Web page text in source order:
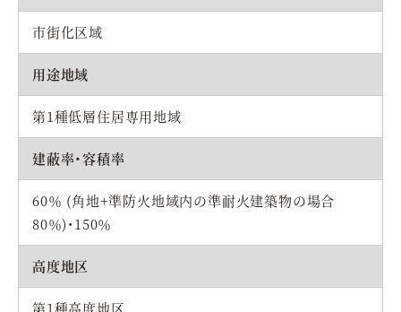
市街化区域
用途地域
第1種低層住居専用地域
建蔽率・容積率
60％ (角地+準防火地域内の準耐火建築物の場合
80％)・150％
高度地区
第1種高度地区